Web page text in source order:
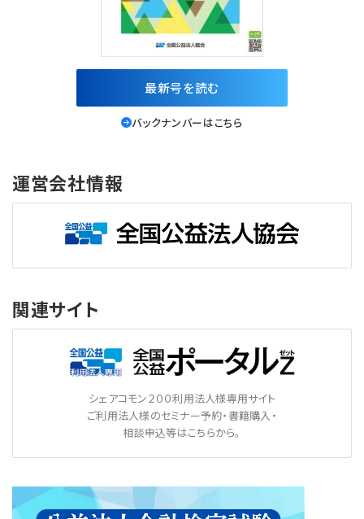
最新号を読む
バックナンバーはこちら
運営会社情報
関連サイト
シェアコモン２００利用法人様専用サイト
ご利用法人様のセミナー予約・書籍購入・
相談申込等はこちらから。